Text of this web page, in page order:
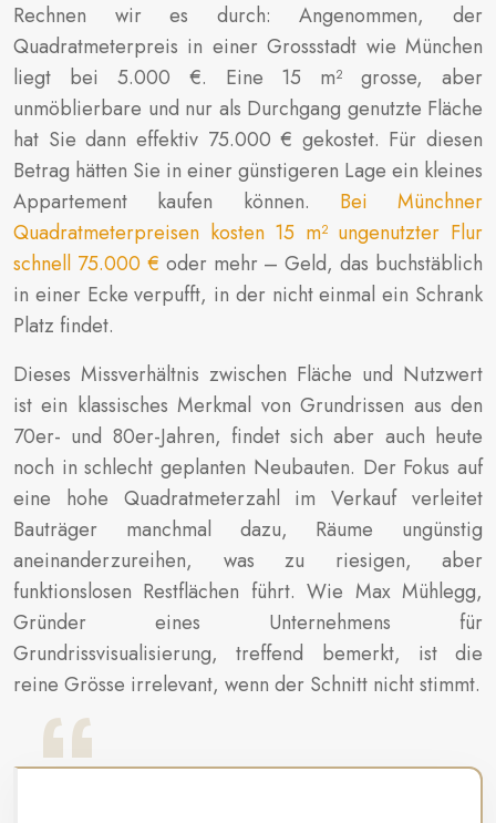
Rechnen wir es durch: Angenommen, der
Quadratmeterpreis in einer Grossstadt wie München
liegt bei 5.000 €. Eine 15 m² grosse, aber
unmöblierbare und nur als Durchgang genutzte Fläche
hat Sie dann effektiv 75.000 € gekostet. Für diesen
Betrag hätten Sie in einer günstigeren Lage ein kleines
Appartement kaufen können. Bei Münchner
Quadratmeterpreisen kosten 15 m² ungenutzter Flur
schnell 75.000 € oder mehr – Geld, das buchstäblich
in einer Ecke verpufft, in der nicht einmal ein Schrank
Platz findet.
Dieses Missverhältnis zwischen Fläche und Nutzwert
ist ein klassisches Merkmal von Grundrissen aus den
70er- und 80er-Jahren, findet sich aber auch heute
noch in schlecht geplanten Neubauten. Der Fokus auf
eine hohe Quadratmeterzahl im Verkauf verleitet
Bauträger manchmal dazu, Räume ungünstig
aneinanderzureihen, was zu riesigen, aber
funktionslosen Restflächen führt. Wie Max Mühlegg,
Gründer eines Unternehmens für
Grundrissvisualisierung, treffend bemerkt, ist die
reine Grösse irrelevant, wenn der Schnitt nicht stimmt.